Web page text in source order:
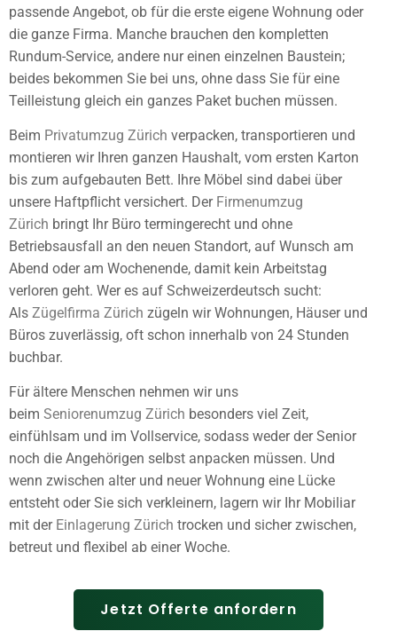
passende Angebot, ob für die erste eigene Wohnung oder
die ganze Firma. Manche brauchen den kompletten
Rundum-Service, andere nur einen einzelnen Baustein;
beides bekommen Sie bei uns, ohne dass Sie für eine
Teilleistung gleich ein ganzes Paket buchen müssen.
Beim Privatumzug Zürich verpacken, transportieren und
montieren wir Ihren ganzen Haushalt, vom ersten Karton
bis zum aufgebauten Bett. Ihre Möbel sind dabei über
unsere Haftpflicht versichert. Der Firmenumzug
Zürich bringt Ihr Büro termingerecht und ohne
Betriebsausfall an den neuen Standort, auf Wunsch am
Abend oder am Wochenende, damit kein Arbeitstag
verloren geht. Wer es auf Schweizerdeutsch sucht:
Als Zügelfirma Zürich zügeln wir Wohnungen, Häuser und
Büros zuverlässig, oft schon innerhalb von 24 Stunden
buchbar.
Für ältere Menschen nehmen wir uns
beim Seniorenumzug Zürich besonders viel Zeit,
einfühlsam und im Vollservice, sodass weder der Senior
noch die Angehörigen selbst anpacken müssen. Und
wenn zwischen alter und neuer Wohnung eine Lücke
entsteht oder Sie sich verkleinern, lagern wir Ihr Mobiliar
mit der Einlagerung Zürich trocken und sicher zwischen,
betreut und flexibel ab einer Woche.
Jetzt Offerte anfordern